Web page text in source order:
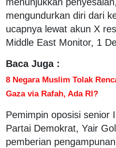
mengundurkan diri dari
ucapnya lewat akun X
Middle East Monitor, 1
Baca Juga :
8 Negara Muslim Tolak
Gaza via Rafah, Ada RI?
Pemimpin oposisi senior
Partai Demokrat, Yair
pemberian